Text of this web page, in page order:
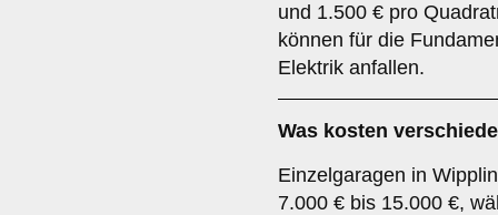
und 1.500 € pro
können für die
Elektrik anfallen.
Was kosten
Einzelgaragen in
7.000 € bis 15.000 €,